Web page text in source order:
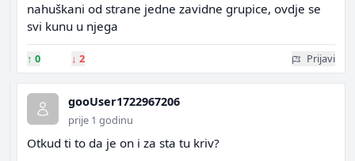
nahuškani od strane jedne zavidne grupice, ovdje se
svi kunu u njega
↑ 0 ↓ 2 Prijavi
gooUser1722967206
prije 1 godinu
Otkud ti to da je on i za sta tu kriv?